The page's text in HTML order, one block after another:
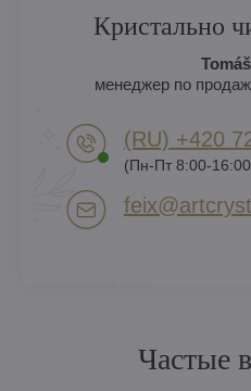
Кристально
менеджер по
(RU) +420
(Пн-Пт 8:00-
Частые